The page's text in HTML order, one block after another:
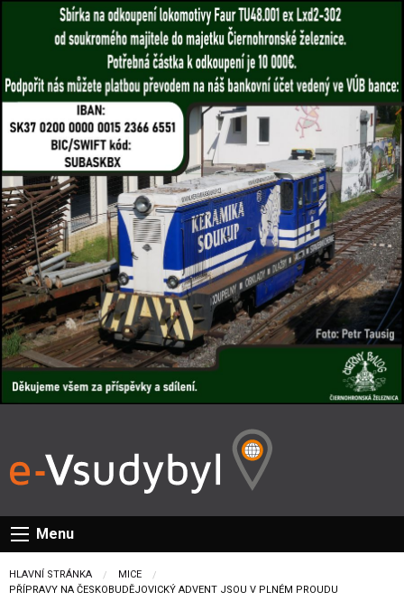
Menu
HLAVNÍ STRÁNKA
MICE
CURRENT:
PŘÍPRAVY NA ČESKOBUDĚJOVICKÝ ADVENT JSOU V PLNÉM PROUDU